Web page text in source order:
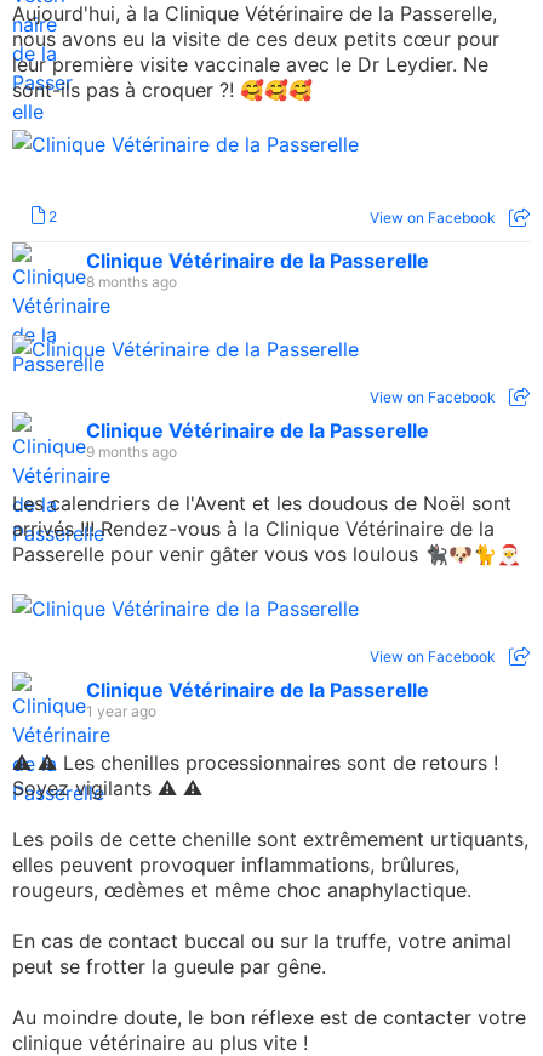
Aujourd'hui, à la Clinique Vétérinaire de la Passerelle,
nous avons eu la visite de ces deux petits cœur pour
leur première visite vaccinale avec le Dr Leydier. Ne
sont-ils pas à croquer ?! 🥰🥰🥰
2 View on Facebook
Clinique Vétérinaire de la Passerelle
8 months ago
View on Facebook
Clinique Vétérinaire de la Passerelle
9 months ago
Les calendriers de l'Avent et les doudous de Noël sont
arrivés !!! Rendez-vous à la Clinique Vétérinaire de la
Passerelle pour venir gâter vous vos loulous 🐈‍⬛🐶🐈🎅
View on Facebook
Clinique Vétérinaire de la Passerelle
1 year ago
⚠️ ⚠️ Les chenilles processionnaires sont de retours !
Soyez vigilants ⚠️ ⚠️
Les poils de cette chenille sont extrêmement urtiquants,
elles peuvent provoquer inflammations, brûlures,
rougeurs, œdèmes et même choc anaphylactique.
En cas de contact buccal ou sur la truffe, votre animal
peut se frotter la gueule par gêne.
Au moindre doute, le bon réflexe est de contacter votre
clinique vétérinaire au plus vite !